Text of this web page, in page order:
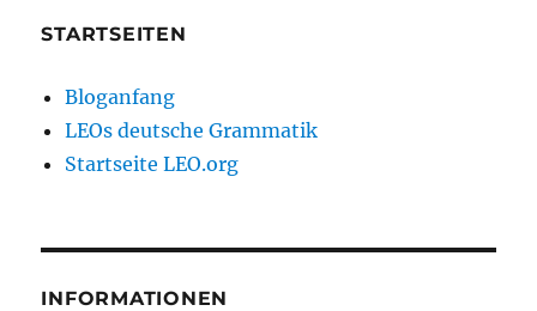
STARTSEITEN
Bloganfang
LEOs deutsche Grammatik
Startseite LEO.org
INFORMATIONEN